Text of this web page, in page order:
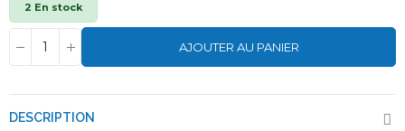
2 En stock
AJOUTER AU PANIER
DESCRIPTION